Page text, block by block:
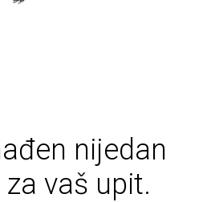
nijedan
vaš upit.